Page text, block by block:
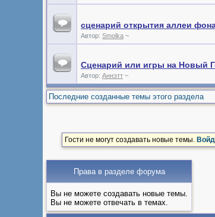
сценарий открытия аллеи
Автор: Smolka ~
Сценарий или игры на Новый
Автор: Аннэтт ~
Последние созданные темы этого раздела
Гости не могут создавать новые темы.
Права в разделе форума
Вы не можете создавать новые темы.
Вы не можете отвечать в темах.